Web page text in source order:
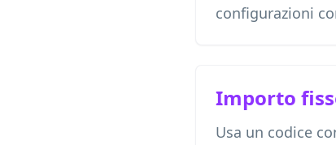
configurazioni
Importo
Usa un codice